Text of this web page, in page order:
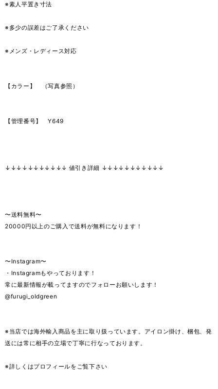
※素人平置き寸法
※多少の誤差はご了承ください
※メンズ・レディース対応
【カラー】 （写真参照）
【管理番号】 Y649
↓↓↓↓↓↓↓↓↓↓↓ 値引き詳細 ↓↓↓↓↓↓↓↓↓↓↓
〜送料無料〜
20000円以上のご購入で送料が無料になります！
〜Instagram〜
・Instagramもやっております！
常に最新情報が載ってますのでフォローお願いします！
@furugi_oldgreen
※当店では海外輸入商品を主に取り扱っています。アイロン掛け、梱包、発
送には常に相手の立場で丁寧に行なっております。
※詳しくはプロフィールをご覧下さい